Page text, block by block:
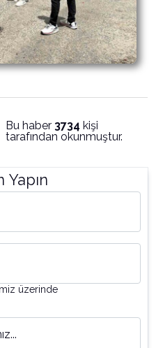
Bu haber 3734 kişi
tarafından okunmuştur.
Yapın
üzerinde